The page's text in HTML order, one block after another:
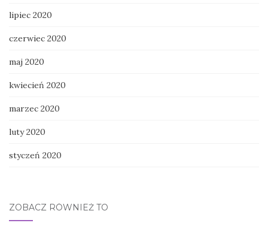
lipiec 2020
czerwiec 2020
maj 2020
kwiecień 2020
marzec 2020
luty 2020
styczeń 2020
ZOBACZ RÓWNIEŻ TO